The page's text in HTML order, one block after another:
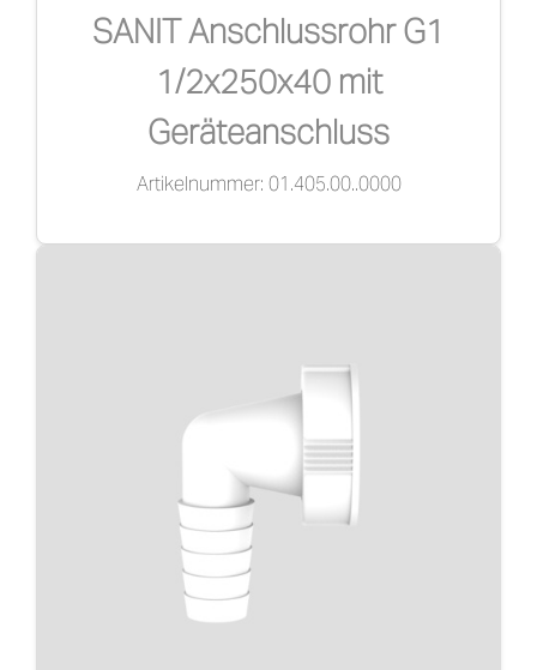
SANIT Anschlussrohr G1
1/2x250x40 mit
Geräteanschluss
Artikelnummer: 01.405.00..0000